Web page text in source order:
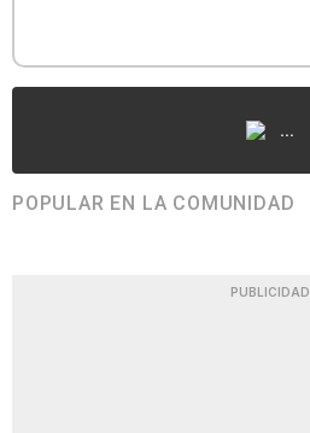
...
POPULAR EN LA COMUNIDAD
PUBLICIDAD